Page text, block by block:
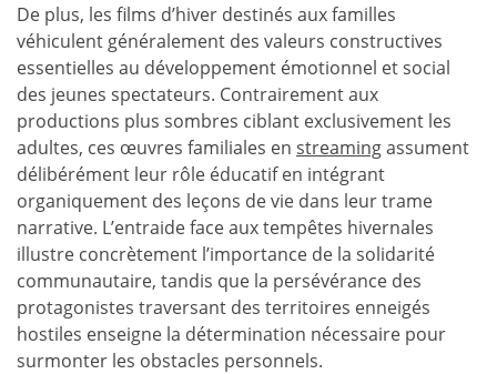
De plus, les films d’hiver destinés aux familles
véhiculent généralement des valeurs constructives
essentielles au développement émotionnel et social
des jeunes spectateurs. Contrairement aux
productions plus sombres ciblant exclusivement les
adultes, ces œuvres familiales en streamingassument
délibérément leur rôle éducatif en intégrant
organiquement des leçons de vie dans leur trame
narrative. L’entraide face aux tempêtes hivernales
illustre concrètement l’importance de la solidarité
communautaire, tandis que la persévérance des
protagonistes traversant des territoires enneigés
hostiles enseigne la détermination nécessaire pour
surmonter les obstacles personnels.